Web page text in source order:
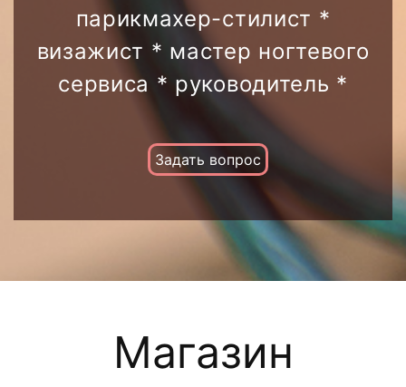
парикмахер-стилист *
визажист * мастер ногтевого
сервиса * руководитель *
Задать вопрос
Магазин